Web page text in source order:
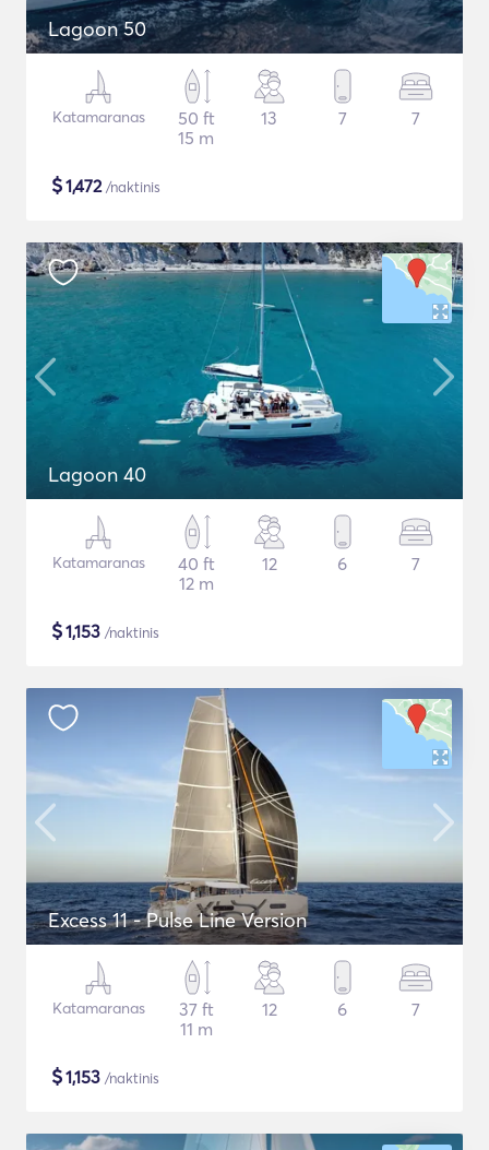
Lagoon 50
Katamaranas
50 ft
15 m
13 7 7
$1,472/naktinis
Lagoon 40
Katamaranas
40 ft
12 m
12 6 7
$1,153 /naktinis
Excess 11 - Pulse Line Version
Katamaranas
37 ft
11 m
12 6 7
$1,153 /naktinis